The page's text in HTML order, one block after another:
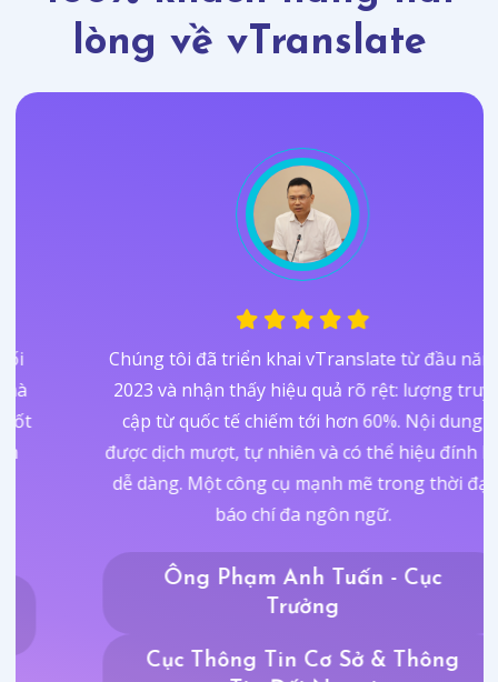
lòng về vTranslate
Chúng tôi đã triển khai vTranslate từ đầu năm
2023 và nhận thấy hiệu quả rõ rệt: lượng truy
cập từ quốc tế chiếm tới hơn 60%. Nội dung
được dịch mượt, tự nhiên và có thể hiệu đính lại
dễ dàng. Một công cụ mạnh mẽ trong thời đại
báo chí đa ngôn ngữ.
Ông Phạm Anh Tuấn - Cục
Trưởng
Cục Thông Tin Cơ Sở & Thông